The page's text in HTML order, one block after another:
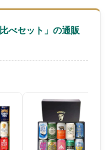
べセット」の通販